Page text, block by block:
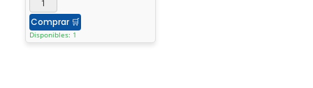
Comprar 🛒
Disponibles: 1